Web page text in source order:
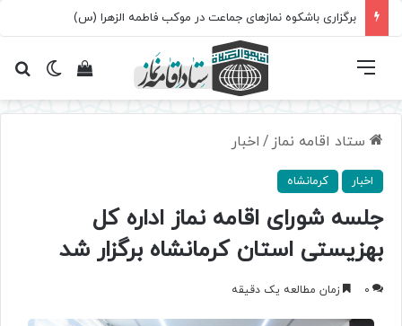
برگزاری باشکوه نمازهای جماعت در موکب فاطمه الزهرا (س)
تغییرمشاهده فهرست
ستاد اقامه نماز / اخبار
اخبار کرمانشاه
جلسه شورای اقامه نماز اداره کل
بهزیستی استان کرمانشاه برگزار شد
0 زمان مطالعه یک دقیقه